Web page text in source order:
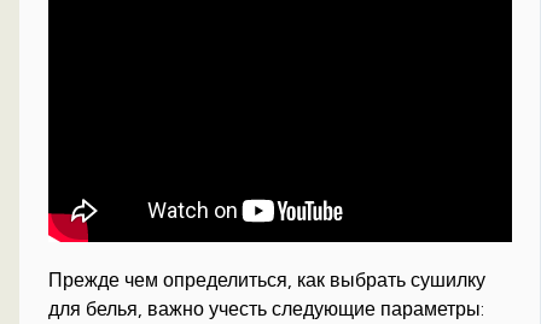
Прежде чем определиться, как выбрать сушилку
для белья, важно учесть следующие параметры: